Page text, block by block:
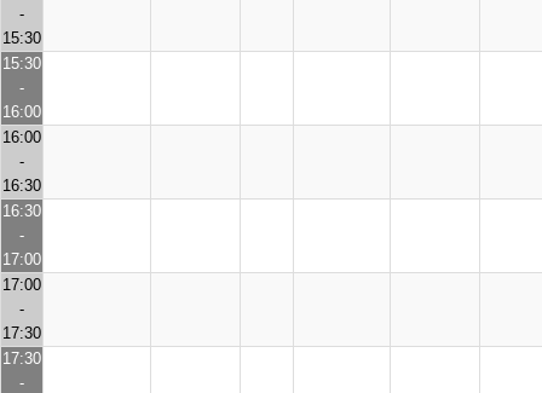
-
15:30
15:30
-
16:00
16:00
-
16:30
16:30
-
17:00
17:00
-
17:30
17:30
-